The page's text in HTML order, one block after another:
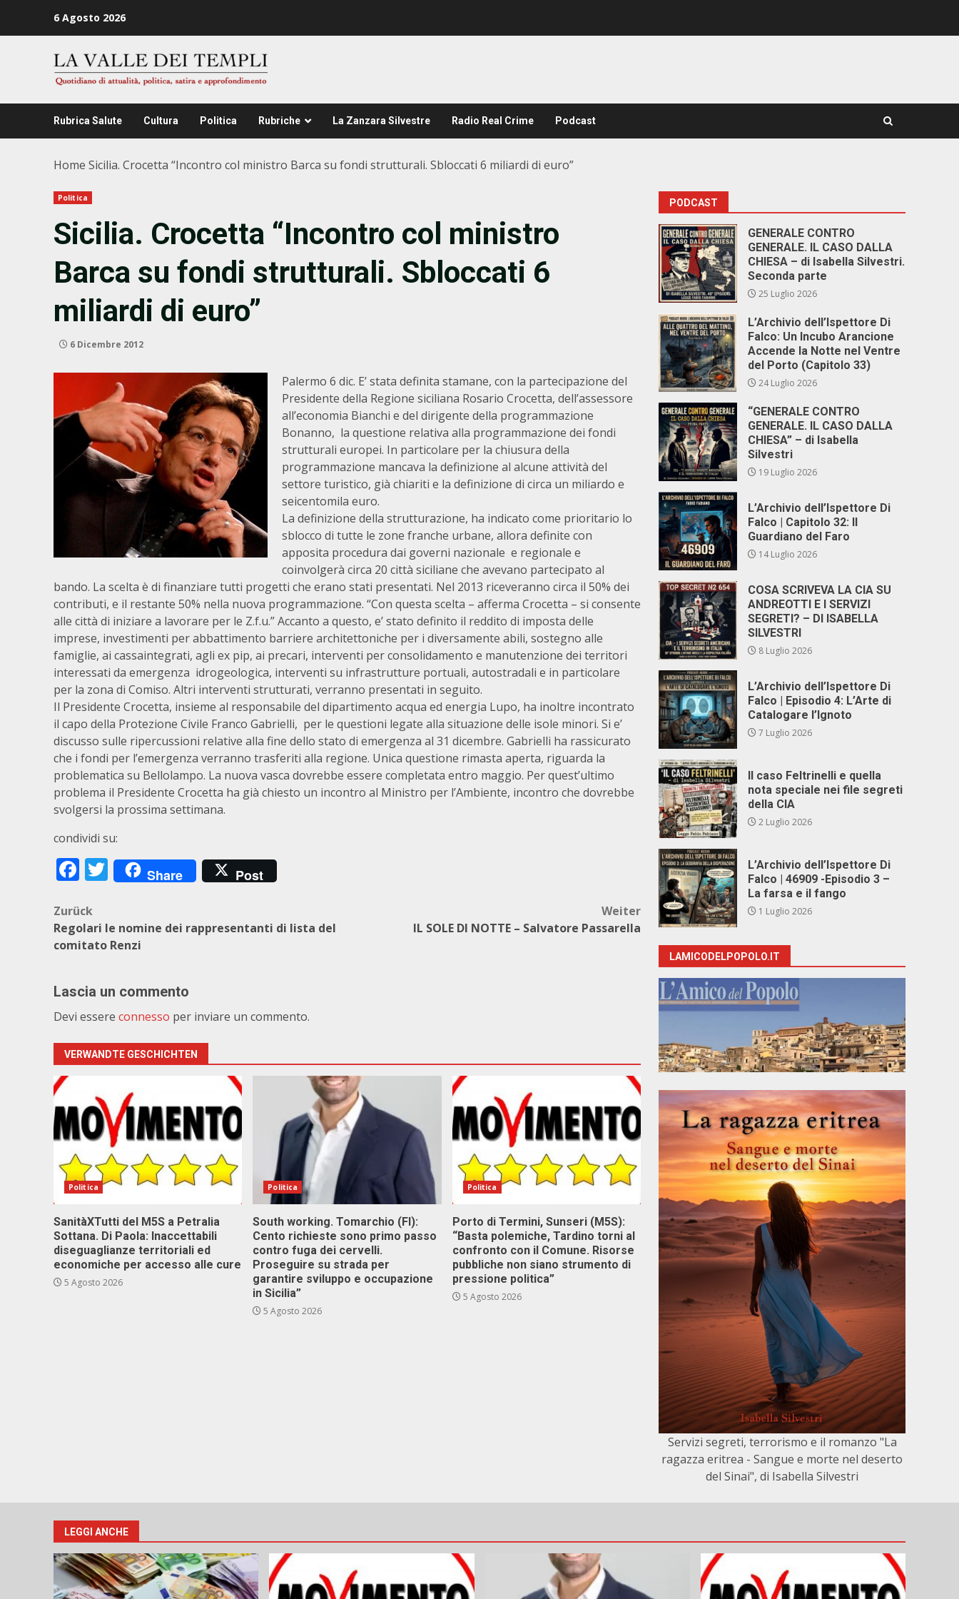
6 Agosto 2026
Rubrica Salute Cultura Politica Rubriche La Zanzara Silvestre Radio Real Crime Podcast
Home Sicilia. Crocetta “Incontro col ministro Barca su fondi strutturali. Sbloccati 6 miliardi di euro”
Politica
Sicilia. Crocetta “Incontro col ministro
Barca su fondi strutturali. Sbloccati 6
miliardi di euro”
6 Dicembre 2012
Palermo 6 dic. E’ stata definita stamane, con la partecipazione del
Presidente della Regione siciliana Rosario Crocetta, dell’assessore
all’economia Bianchi e del dirigente della programmazione
Bonanno, la questione relativa alla programmazione dei fondi
strutturali europei. In particolare per la chiusura della
programmazione mancava la definizione al alcune attività del
settore turistico, già chiariti e la definizione di circa un miliardo e
seicentomila euro.
La definizione della strutturazione, ha indicato come prioritario lo
sblocco di tutte le zone franche urbane, allora definite con
apposita procedura dai governi nazionale e regionale e
coinvolgerà circa 20 città siciliane che avevano partecipato al
bando. La scelta è di finanziare tutti progetti che erano stati presentati. Nel 2013 riceveranno circa il 50% dei
contributi, e il restante 50% nella nuova programmazione. “Con questa scelta – afferma Crocetta – si consente
alle città di iniziare a lavorare per le Z.f.u.” Accanto a questo, e’ stato definito il reddito di imposta delle
imprese, investimenti per abbattimento barriere architettoniche per i diversamente abili, sostegno alle
famiglie, ai cassaintegrati, agli ex pip, ai precari, interventi per consolidamento e manutenzione dei territori
interessati da emergenza idrogeologica, interventi su infrastrutture portuali, autostradali e in particolare
per la zona di Comiso. Altri interventi strutturati, verranno presentati in seguito.
Il Presidente Crocetta, insieme al responsabile del dipartimento acqua ed energia Lupo, ha inoltre incontrato
il capo della Protezione Civile Franco Gabrielli, per le questioni legate alla situazione delle isole minori. Si e’
discusso sulle ripercussioni relative alla fine dello stato di emergenza al 31 dicembre. Gabrielli ha rassicurato
che i fondi per l’emergenza verranno trasferiti alla regione. Unica questione rimasta aperta, riguarda la
problematica su Bellolampo. La nuova vasca dovrebbe essere completata entro maggio. Per quest’ultimo
problema il Presidente Crocetta ha già chiesto un incontro al Ministro per l’Ambiente, incontro che dovrebbe
svolgersi la prossima settimana.
condividi su:
Facebook
Twitter
Share Post
Beitragsnavigation
Zurück
Regolari le nomine dei rappresentanti di lista del
comitato Renzi
Weiter
IL SOLE DI NOTTE – Salvatore Passarella
Lascia un commento
Devi essere connesso per inviare un commento.
VERWANDTE GESCHICHTEN
Politica
SanitàXTutti del M5S a Petralia
Sottana. Di Paola: Inaccettabili
diseguaglianze territoriali ed
economiche per accesso alle cure
5 Agosto 2026
Politica
South working. Tomarchio (FI):
Cento richieste sono primo passo
contro fuga dei cervelli.
Proseguire su strada per
garantire sviluppo e occupazione
in Sicilia”
5 Agosto 2026
Politica
Porto di Termini, Sunseri (M5S):
“Basta polemiche, Tardino torni al
confronto con il Comune. Risorse
pubbliche non siano strumento di
pressione politica”
5 Agosto 2026
PODCAST
GENERALE CONTRO
GENERALE. IL CASO DALLA
CHIESA – di Isabella Silvestri.
Seconda parte
25 Luglio 2026
L’Archivio dell’Ispettore Di
Falco: Un Incubo Arancione
Accende la Notte nel Ventre
del Porto (Capitolo 33)
24 Luglio 2026
“GENERALE CONTRO
GENERALE. IL CASO DALLA
CHIESA” – di Isabella
Silvestri
19 Luglio 2026
L’Archivio dell’Ispettore Di
Falco | Capitolo 32: Il
Guardiano del Faro
14 Luglio 2026
COSA SCRIVEVA LA CIA SU
ANDREOTTI E I SERVIZI
SEGRETI? – DI ISABELLA
SILVESTRI
8 Luglio 2026
L’Archivio dell’Ispettore Di
Falco | Episodio 4: L’Arte di
Catalogare l’Ignoto
7 Luglio 2026
Il caso Feltrinelli e quella
nota speciale nei file segreti
della CIA
2 Luglio 2026
L’Archivio dell’Ispettore Di
Falco | 46909 -Episodio 3 –
La farsa e il fango
1 Luglio 2026
LAMICODELPOPOLO.IT
Servizi segreti, terrorismo e il romanzo "La
ragazza eritrea - Sangue e morte nel deserto
del Sinai", di Isabella Silvestri
LEGGI ANCHE